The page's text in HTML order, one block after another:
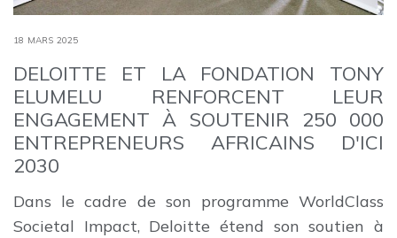
18 MARS 2025
DELOITTE ET LA FONDATION TONY
ELUMELU RENFORCENT LEUR
ENGAGEMENT À SOUTENIR 250 000
ENTREPRENEURS AFRICAINS D'ICI
2030
Dans le cadre de son programme WorldClass
Societal Impact, Deloitte étend son soutien à